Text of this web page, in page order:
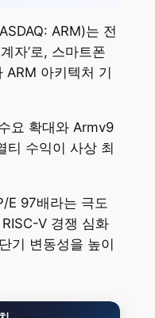
ARM)는 전
자’로, 스마트폰
ARM 아키텍처 기
요 확대와 Armv9
티 수익이 사상 최
E 97배라는 극도
V 경쟁 심화
기 변동성을 높이